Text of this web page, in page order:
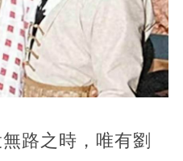
路之時，唯有劉